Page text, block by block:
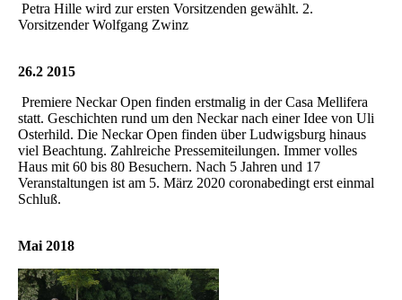
Petra Hille wird zur ersten Vorsitzenden gewählt. 2.
Vorsitzender Wolfgang Zwinz
26.2 2015
Premiere Neckar Open finden erstmalig in der Casa Mellifera
statt. Geschichten rund um den Neckar nach einer Idee von Uli
Osterhild. Die Neckar Open finden über Ludwigsburg hinaus
viel Beachtung. Zahlreiche Pressemiteilungen. Immer volles
Haus mit 60 bis 80 Besuchern. Nach 5 Jahren und 17
Veranstaltungen ist am 5. März 2020 coronabedingt erst einmal
Schluß.
Mai 2018